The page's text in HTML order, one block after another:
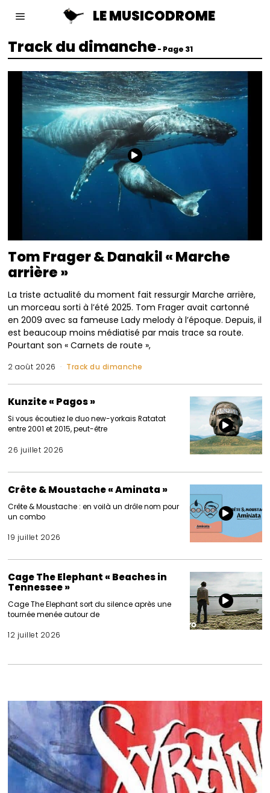
LE MUSICODROME
Track du dimanche- Page 31
Tom Frager & Danakil « Marche
arrière »
La triste actualité du moment fait ressurgir Marche arrière,
un morceau sorti à l’été 2025. Tom Frager avait cartonné
en 2009 avec sa fameuse Lady melody à l’époque. Depuis, il
est beaucoup moins médiatisé par mais trace sa route.
Pourtant son « Carnets de route »,
2 août 2026 Track du dimanche
Kunzite « Pagos »
Si vous écoutiez le duo new-yorkais Ratatat
entre 2001 et 2015, peut-être
26 juillet 2026
Crête & Moustache « Aminata »
Crête & Moustache : en voilà un drôle nom pour
un combo
19 juillet 2026
Cage The Elephant « Beaches in
Tennessee »
Cage The Elephant sort du silence après une
tournée menée autour de
12 juillet 2026